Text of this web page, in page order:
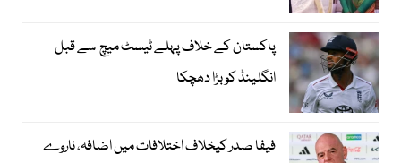
پاکستان کے خلاف پہلے ٹیسٹ میچ سے قبل
انگلینڈ کو بڑا دھچکا
فیفا صدر کیخلاف اختلافات میں اضافہ، ناروے